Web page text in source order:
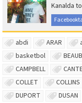
Kanalda
abdi ARAR
basketbol
CAMPBELL
COLLET
COLLINS
DUPORT
DUSAN